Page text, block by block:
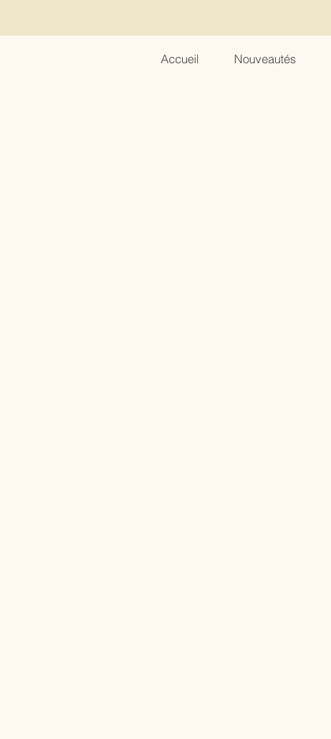
Accueil Nouveautés